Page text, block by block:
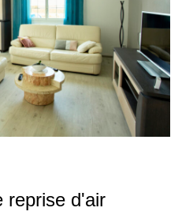
reprise d'air